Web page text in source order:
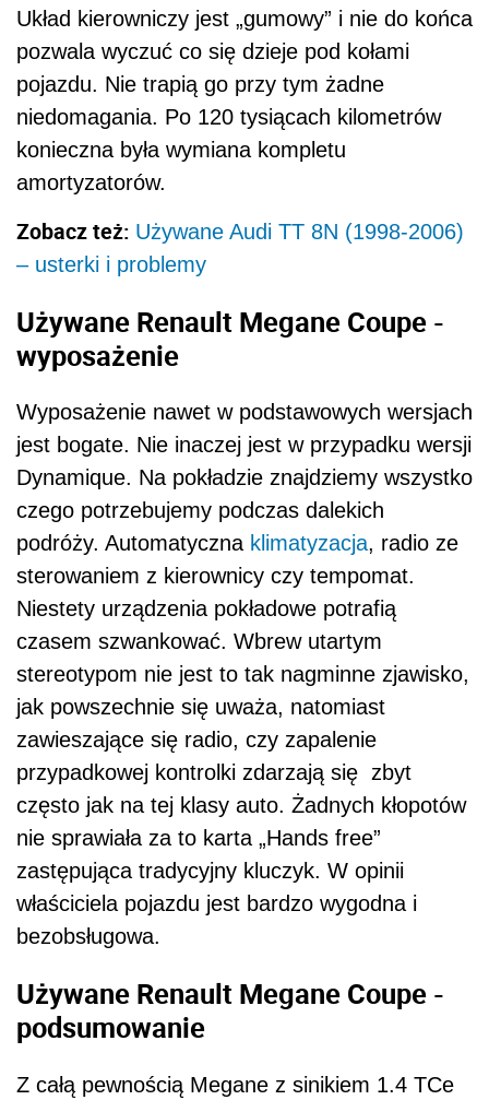
Układ kierowniczy jest „gumowy” i nie do końca
pozwala wyczuć co się dzieje pod kołami
pojazdu. Nie trapią go przy tym żadne
niedomagania. Po 120 tysiącach kilometrów
konieczna była wymiana kompletu
amortyzatorów.
Zobacz też: Używane Audi TT 8N (1998-2006)
– usterki i problemy
Używane Renault Megane Coupe -
wyposażenie
Wyposażenie nawet w podstawowych wersjach
jest bogate. Nie inaczej jest w przypadku wersji
Dynamique. Na pokładzie znajdziemy wszystko
czego potrzebujemy podczas dalekich
podróży. Automatyczna klimatyzacja, radio ze
sterowaniem z kierownicy czy tempomat.
Niestety urządzenia pokładowe potrafią
czasem szwankować. Wbrew utartym
stereotypom nie jest to tak nagminne zjawisko,
jak powszechnie się uważa, natomiast
zawieszające się radio, czy zapalenie
przypadkowej kontrolki zdarzają się zbyt
często jak na tej klasy auto. Żadnych kłopotów
nie sprawiała za to karta „Hands free”
zastępująca tradycyjny kluczyk. W opinii
właściciela pojazdu jest bardzo wygodna i
bezobsługowa.
Używane Renault Megane Coupe -
podsumowanie
Z całą pewnością Megane z sinikiem 1.4 TCe